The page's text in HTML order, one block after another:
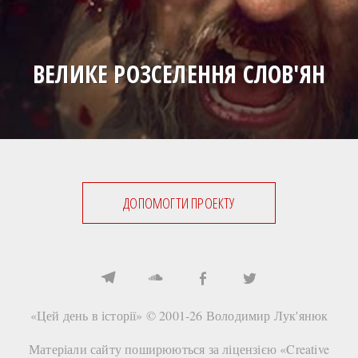
ВЕЛИКЕ РОЗСЕЛЕННЯ СЛОВ'ЯН
ДОПОМОГТИ ПРОЕКТУ
«Цей день в історії» © 2001-26 Володимир Лук'янюк
Матеріали сайту поширюються за ліцензією «Creative